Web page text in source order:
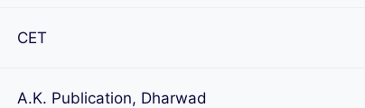
CET
A.K. Publication, Dharwad